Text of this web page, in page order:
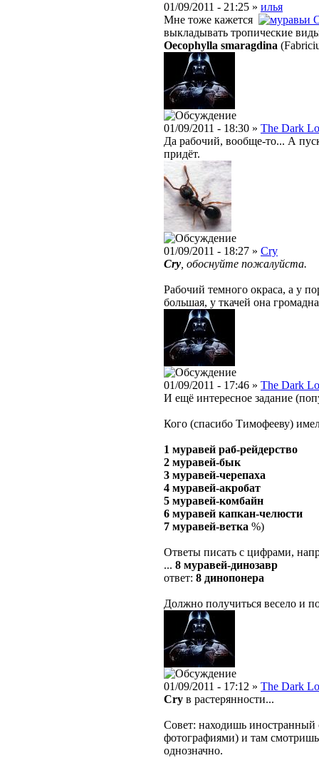
01/09/2011 - 21:25 » илья
Мне тоже кажется
выкладывать тропические
Oecophylla smaragdina
01/09/2011 - 18:30 » The Dark
Да рабочий, вообще-то... А
придёт.
01/09/2011 - 18:27 » Cry
Cry, обоснуйте пожалуйста.
Рабочий темного окраса, а у
большая, у ткачей она
01/09/2011 - 17:46 » The Dark
И ещё интересное задание
Кого (спасибо Тимофееву)
1 муравей раб-рейдерство
2 муравей-бык
3 муравей-черепаха
4 муравей-акробат
5 муравей-комбайн
6 муравей капкан-челюсти
7 муравей-ветка %)
Ответы писать с цифрами,
... 8 муравей-динозавр
ответ: 8 динопонера
Должно получиться весело и
01/09/2011 - 17:12 » The Dark
Cry в растерянности...
Совет: находишь
фотографиями) и там смотришь
однозначно.